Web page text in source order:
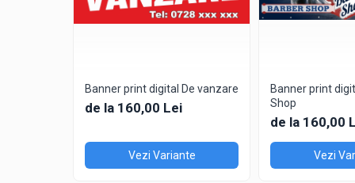
Whatsapp: 0757 021 262
comenzi@volu.ro
Banner print digital De vanzare
de la 160,00 Lei
Vezi Variante
Banner print
Shop
de la 160,00
Vezi